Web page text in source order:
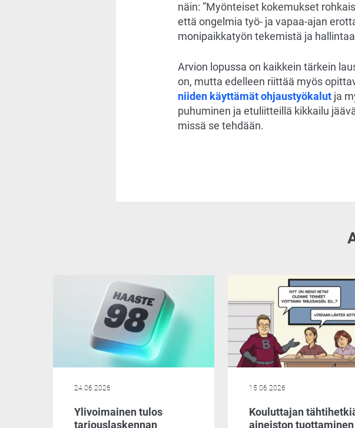
näin: ”Myönteiset kokemukset
että ongelmia työ- ja vapaa-ajan
monipaikkatyön tekemistä ja
Arvion lopussa on kaikkein tärkein
on, mutta edelleen riittää myös
niiden käyttämät ohjaustyökalut ja
puhuminen ja etuliitteillä kikkailu
missä se tehdään.
24.06.2026
Ylivoimainen tulos
tarjouslaskennan
15.06.2026
Kouluttajan
aineiston tuottaminen